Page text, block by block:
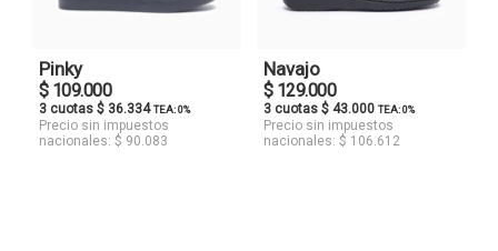
Pinky
$ 109.000
3 cuotas $ 36.334TEA: 0%
Precio sin impuestos
nacionales: $ 90.083
Navajo
$ 129.000
3 cuotas $ 43.000 TEA: 0%
Precio sin impuestos
nacionales: $ 106.612